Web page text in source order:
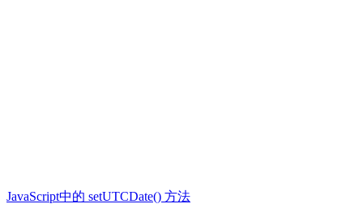
JavaScript中的 setUTCDate() 方法